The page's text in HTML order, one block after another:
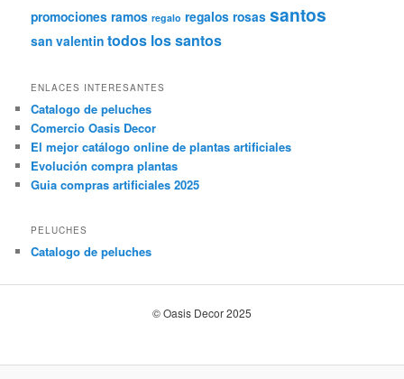
promociones ramos regalo regalos rosas santos
san valentin todos los santos
ENLACES INTERESANTES
Catalogo de peluches
Comercio Oasis Decor
El mejor catálogo online de plantas artificiales
Evolución compra plantas
Guia compras artificiales 2025
PELUCHES
Catalogo de peluches
© Oasis Decor 2025